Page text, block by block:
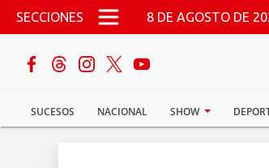
Pasar al contenido principal
SECCIONES 8 DE AGOSTO DE
SUCESOS NACIONAL SHOW
buscar
Sucesos